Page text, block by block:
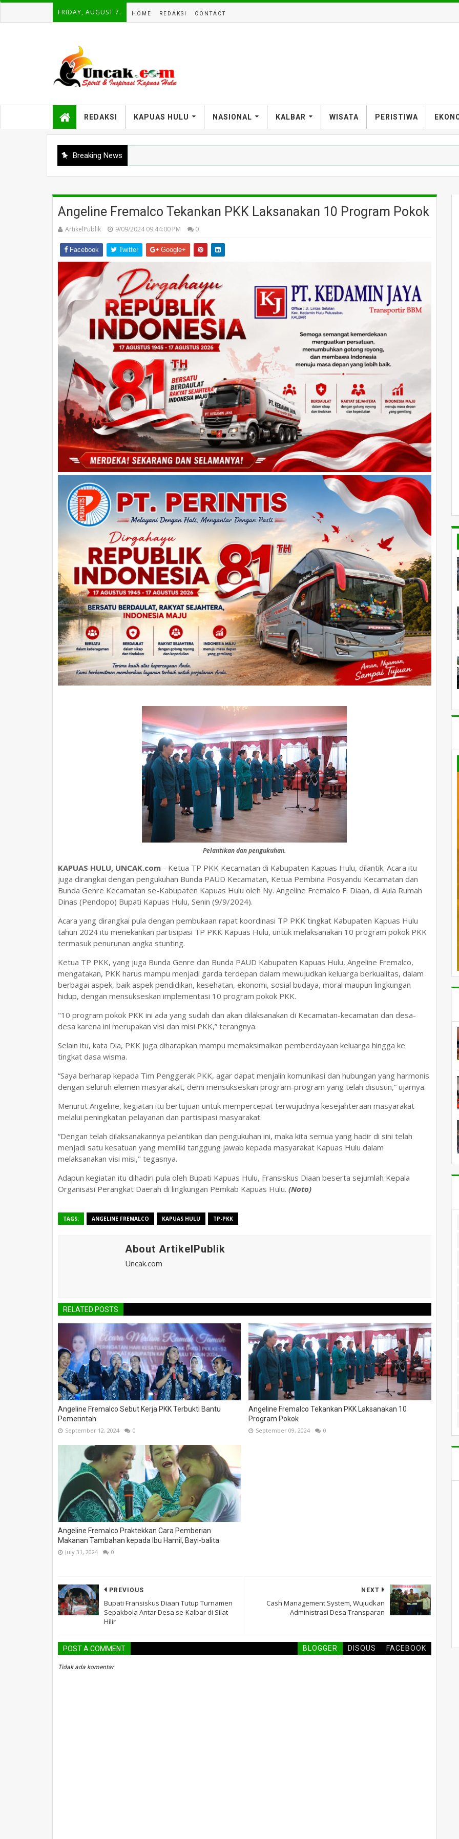
FRIDAY, AUGUST 7. HOME REDAKSI CONTACT
REDAKSI KAPUAS HULU NASIONAL KALBAR WISATA PERISTIWA
Breaking News
Angeline Fremalco Tekankan PKK Laksanakan 10 Program Pokok
ArtikelPublik 9/09/2024 09:44:00 PM 0
Facebook Twitter Google+
Pelantikan dan pengukuhan.
KAPUAS HULU, UNCAK.com - Ketua TP PKK Kecamatan di Kabupaten Kapuas Hulu, dilantik. Acara itu
juga dirangkai dengan pengukuhan Bunda PAUD Kecamatan, Ketua Pembina Posyandu Kecamatan dan
Bunda Genre Kecamatan se-Kabupaten Kapuas Hulu oleh Ny. Angeline Fremalco F. Diaan, di Aula Rumah
Dinas (Pendopo) Bupati Kapuas Hulu, Senin (9/9/2024).
Acara yang dirangkai pula dengan pembukaan rapat koordinasi TP PKK tingkat Kabupaten Kapuas Hulu
tahun 2024 itu menekankan partisipasi TP PKK Kapuas Hulu, untuk melaksanakan 10 program pokok PKK
termasuk penurunan angka stunting.
Ketua TP PKK, yang juga Bunda Genre dan Bunda PAUD Kabupaten Kapuas Hulu, Angeline Fremalco,
mengatakan, PKK harus mampu menjadi garda terdepan dalam mewujudkan keluarga berkualitas, dalam
berbagai aspek, baik aspek pendidikan, kesehatan, ekonomi, sosial budaya, moral maupun lingkungan
hidup, dengan mensukseskan implementasi 10 program pokok PKK.
"10 program pokok PKK ini ada yang sudah dan akan dilaksanakan di Kecamatan-kecamatan dan desa-
desa karena ini merupakan visi dan misi PKK,” terangnya.
Selain itu, kata Dia, PKK juga diharapkan mampu memaksimalkan pemberdayaan keluarga hingga ke
tingkat dasa wisma.
“Saya berharap kepada Tim Penggerak PKK, agar dapat menjalin komunikasi dan hubungan yang harmonis
dengan seluruh elemen masyarakat, demi mensukseskan program-program yang telah disusun,” ujarnya.
Menurut Angeline, kegiatan itu bertujuan untuk mempercepat terwujudnya kesejahteraan masyarakat
melalui peningkatan pelayanan dan partisipasi masyarakat.
“Dengan telah dilaksanakannya pelantikan dan pengukuhan ini, maka kita semua yang hadir di sini telah
menjadi satu kesatuan yang memiliki tanggung jawab kepada masyarakat Kapuas Hulu dalam
melaksanakan visi misi," tegasnya.
Adapun kegiatan itu dihadiri pula oleh Bupati Kapuas Hulu, Fransiskus Diaan beserta sejumlah Kepala
Organisasi Perangkat Daerah di lingkungan Pemkab Kapuas Hulu. (Noto)
TAGS: ANGELINE FREMALCO KAPUAS HULU TP-PKK
About ArtikelPublik
Uncak.com
RELATED POSTS
Angeline Fremalco Sebut Kerja PKK Terbukti Bantu
Pemerintah
September 12, 2024 0
Angeline Fremalco Tekankan PKK Laksanakan 10
Program Pokok
September 09, 2024 0
Angeline Fremalco Praktekkan Cara Pemberian
Makanan Tambahan kepada Ibu Hamil, Bayi-balita
July 31, 2024 0
NEXT
Cash Management System, Wujudkan
Administrasi Desa Transparan
PREVIOUS
Bupati Fransiskus Diaan Tutup Turnamen
Sepakbola Antar Desa se-Kalbar di Silat
Hilir
POST A COMMENT BLOGGER DISQUS FACEBOOK
Tidak ada komentar